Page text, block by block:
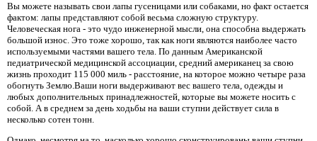
Вы можете называть свои лапы гусеницами или собаками, но факт остается
фактом: лапы представляют собой весьма сложную структуру.
Человеческая нога - это чудо инженерной мысли, она способна выдержать
большой износ. Это тоже хорошо, так как ноги являются наиболее часто
используемыми частями вашего тела. По данным Американской
педиатрической медицинской ассоциации, средний американец за свою
жизнь проходит 115 000 миль - расстояние, на которое можно четыре раза
обогнуть Землю.Ваши ноги выдерживают вес вашего тела, одежды и
любых дополнительных принадлежностей, которые вы можете носить с
собой. А в среднем за день ходьбы на ваши ступни действует сила в
несколько сотен тонн.